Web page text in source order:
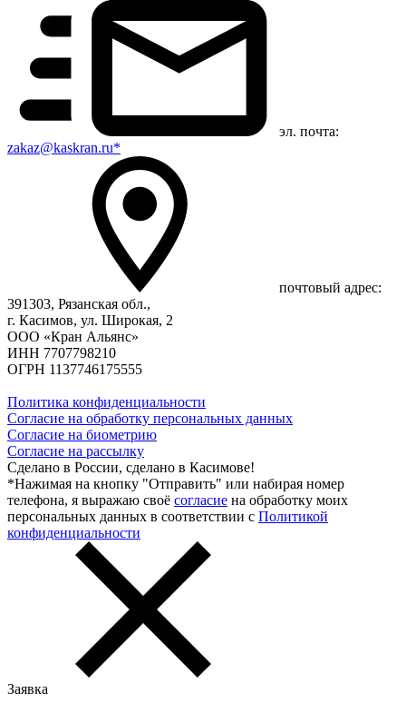
эл. почта:
zakaz@kaskran.ru*
почтовый адрес:
391303, Рязанская обл.,
г. Касимов, ул. Широкая, 2
ООО «Кран Альянс»
ИНН 7707798210
ОГРН 1137746175555
Политика конфиденциальности
Согласие на обработку персональных данных
Согласие на биометрию
Согласие на рассылку
Сделано в России, сделано в Касимове!
*Нажимая на кнопку "Отправить" или набирая номер
телефона, я выражаю своё согласие на обработку моих
персональных данных в соответствии с Политикой
конфиденциальности
Заявка